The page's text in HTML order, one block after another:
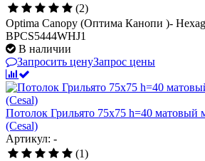
(2)
Optima Canopy (Оптима Канопи )-
BPCS5444WHJ1
В наличии
Запросить ценуЗапрос цены
Потолок Грильято 75x75 h=40 матовый
(Cesal)
Артикул: -
(1)